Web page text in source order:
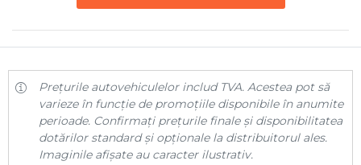
Prețurile autovehiculelor includ TVA. Acestea pot să
varieze în funcție de promoțiile disponibile în anumite
perioade. Confirmați prețurile finale și disponibilitatea
dotărilor standard și opționale la distribuitorul ales.
Imaginile afișate au caracter ilustrativ.